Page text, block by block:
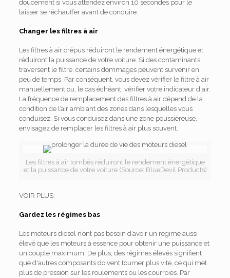
doucement si vous attendez environ 10 secondes pour le
laisser se réchauffer avant de conduire.
Changer les filtres à air
Les filtres à air crépus réduiront le rendement énergétique et
réduiront la puissance de votre voiture. Si des contaminants
traversent le filtre, certains dommages peuvent survenir en
peu de temps. Par conséquent, vous devez vérifier le filtre à air
manuellement ou, le cas échéant, vérifier votre indicateur d'air.
La fréquence de remplacement des filtres à air dépend de la
condition de l’air ambiant des zones dans lesquelles vous
conduisez. Si vous conduisez dans une zone poussiéreuse,
envisagez de remplacer les filtres à air plus souvent.
Les filtres à air tombés réduiront le rendement énergétique
et la puissance de votre voiture (Source: BlueDevil Products)
VOIR PLUS:
Gardez les régimes bas
Les moteurs diesel n’ont pas besoin d’avoir un régime aussi
élevé que les moteurs à essence pour obtenir une puissance et
un couple maximum. De plus, des régimes élevés signifient
que d'autres composants doivent tourner plus vite, ce qui met
plus de pression sur les roulements ou les courroies. Par